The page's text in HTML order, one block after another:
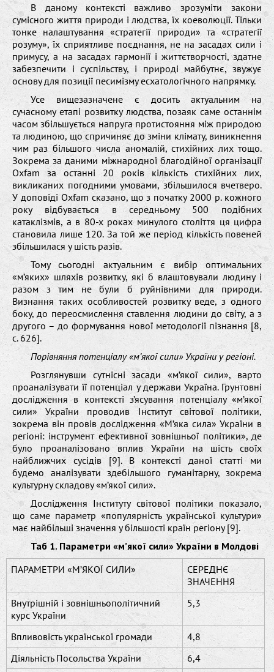
В даному контексті важливо зрозуміти закони
сумісного життя природи і людства, їх коеволюції. Тільки
тонке налаштування «стратегії природи» та «стратегії
розуму», їх сприятливе поєднання, не на засадах сили і
примусу, а на засадах гармонії і життєтворчості, здатне
забезпечити і суспільству, і природі майбутнє, звужує
основу для позиції песимізму есхатологічного напрямку.
Усе вищезазначене є досить актуальним на
сучасному етапі розвитку людства, позаяк саме останнім
часом збільшується напруга протистояння між природою
та людиною, що спричиняє до зміни клімату, виникнення
чим раз більшого числа аномалій, стихійних лих тощо.
Зокрема за даними міжнародної благодійної організації
Oxfam за останні 20 років кількість стихійних лих,
викликаних погодними умовами, збільшилося вчетверо.
У доповіді Oxfam сказано, що з початку 2000 р. кожного
року відбувається в середньому 500 подібних
катаклізмів, а в 80-х роках минулого століття ця цифра
становила лише 120. За той же період кількість повеней
збільшилася у шість разів.
Тому сьогодні актуальним є вибір оптимальних
«м’яких» шляхів розвитку, які б влаштовували людину і
разом з тим не були б руйнівними для природи.
Визнання таких особливостей розвитку веде, з одного
боку, до переосмислення ставлення людини до світу, а з
другого – до формування нової методології пізнання [8,
с. 626].
Порівняння потенціалу «м’якої сили» України у регіоні.
Розглянувши сутнісні засади «м’якої сили», варто
проаналізувати її потенціал у держави Україна. Грунтовні
дослідження в контексті з’ясування потенціалу «м’якої
сили» України проводив Інститут світової політики,
зокрема він провів дослідження «М’яка сила» України в
регіоні: інструмент ефективної зовнішньої політики», де
було проаналізовано вплив України на шість своїх
найближчих сусідів [9]. В контексті даної статті ми
будемо аналізувати здебільшого гуманітарну, зокрема
культурну складову «м’якої сили».
Дослідження Інституту світової політики показало,
що саме параметр «популярність української культури»
має найбільші значення у більшості країн регіону [9].
Таб 1. Параметри «м’якої сили» України в Молдові
ПАРАМЕТРИ «М’ЯКОЇ СИЛИ»
СЕРЕДНЄ
ЗНАЧЕННЯ
Внутрішній і зовнішньополітичний
курс України
5,3
Впливовість української громади
4,8
Діяльність Посольства України
6,4